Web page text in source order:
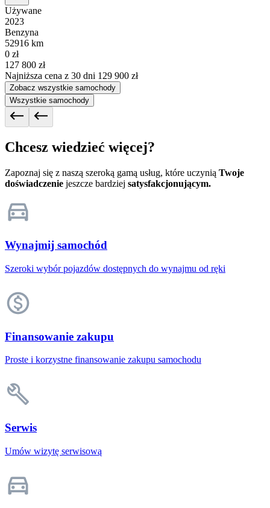
Używane
2023
Benzyna
52916 km
0 zł
127 800 zł
Najniższa cena z 30 dni 129 900 zł
Zobacz wszystkie samochody
Wszystkie samochody
Chcesz wiedzieć więcej?
Zapoznaj się z naszą szeroką gamą usług, które uczynią Twoje
doświadczenie jeszcze bardziej satysfakcjonującym.
Wynajmij samochód
Szeroki wybór pojazdów dostępnych do wynajmu od ręki
Finansowanie zakupu
Proste i korzystne finansowanie zakupu samochodu
Serwis
Umów wizytę serwisową